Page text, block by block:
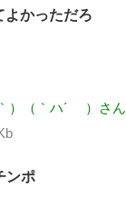
よかっただろ
）（｀ハ´ ）さん
ンポ